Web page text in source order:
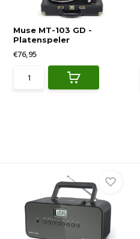
Muse MT-103 GD -
Platenspeler
€76,95